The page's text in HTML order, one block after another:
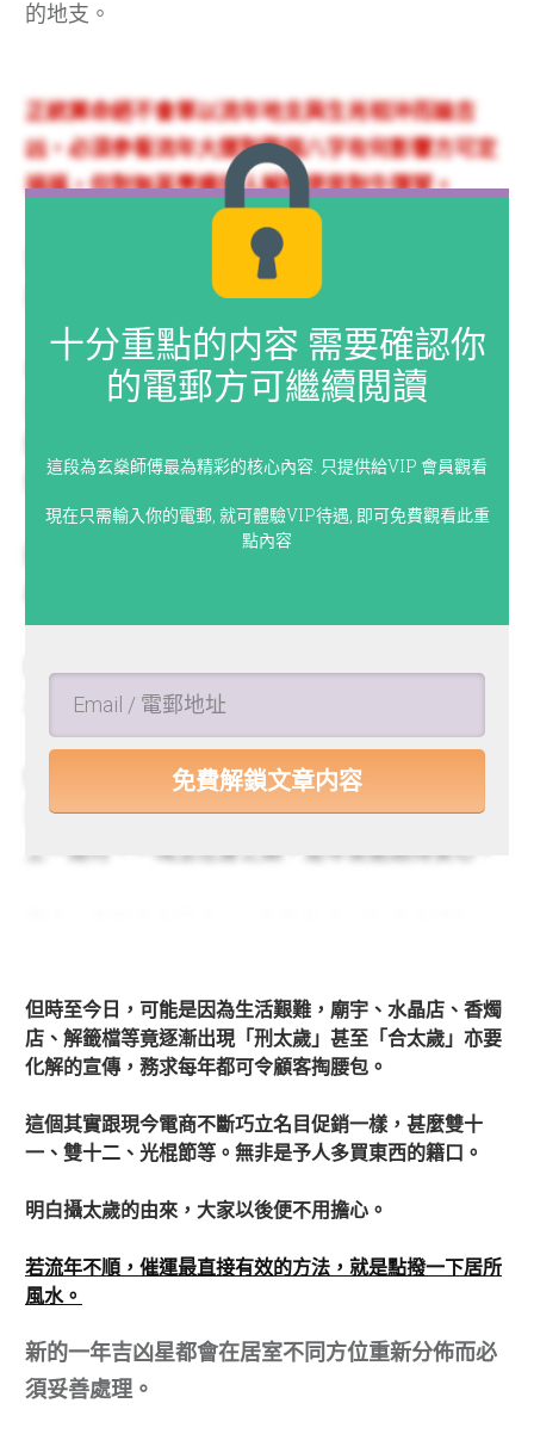
的地支。
十分重點的内容 需要確認你
的電郵方可繼續閲讀
這段為玄燊師傅最為精彩的核心內容. 只提供給VIP 會員觀看
現在只需輸入你的電郵, 就可體驗VIP待遇, 即可免費觀看此重
點內容
免費解鎖文章内容
正統算命絕不會單以流年地支與生肖相沖而論吉
凶，必須參看流年大運對整個八字有何影響方可定
禍福，但對無甚學識的人解釋便是對牛彈琴。
單一個「沖」字意思明白指相撞，大眾一聽便知不
年支既然是生肖，總會有流年地支與之相沖。再將
流年冠以「太歲」威猛之名，更繪形繪聲說太歲等
招殺身之禍，故嚴重程度便可想而知。
因古代平民對帝皇十分敬畏，善男信女得知「犯太
及產品。
攝太歲便是祈求化解犯太歲的「凶象」。常見的方
法是去太歲殿做些儀式，又或為了簡單方便乾脆帶
上一道符、一塊玉在身之類，是年便能過得安心。
但時至今日，可能是因為生活艱難，廟宇、水晶店、香燭
店、解籤檔等竟逐漸出現「刑太歲」甚至「合太歲」亦要
化解的宣傳，務求每年都可令顧客掏腰包。
這個其實跟現今電商不斷巧立名目促銷一樣，甚麼雙十
一、雙十二、光棍節等。無非是予人多買東西的籍口。
明白攝太歲的由來，大家以後便不用擔心。
若流年不順，催運最直接有效的方法，就是點撥一下居所
風水。
新的一年吉凶星都會在居室不同方位重新分佈而必
須妥善處理。